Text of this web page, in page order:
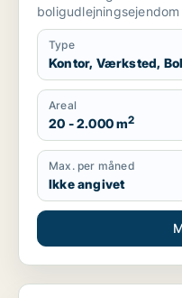
Type
Kontor, Værksted,
Areal
20 - 2.000 m2
Max. per måned
Ikke angivet